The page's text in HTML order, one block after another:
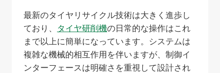
最新のタイヤリサイクル技術は大きく進歩し
ており、 タイヤ研削機の日常的な操作はこれ
まで以上に簡単になっています。システムは
複雑な機械的相互作用を伴いますが、制御イ
ンターフェースは明確さを重視して設計され